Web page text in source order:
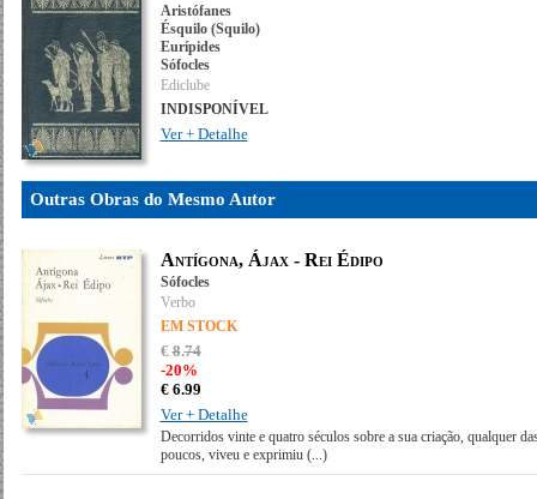
Aristófanes
Ésquilo (Squilo)
Eurípides
Sófocles
Ediclube
INDISPONÍVEL
Ver + Detalhe
Outras Obras do Mesmo Autor
Antígona, Ájax - Rei Édipo
Sófocles
Verbo
EM STOCK
€8.74
-20%
€ 6.99
Ver + Detalhe
Decorridos vinte e quatro séculos sobre a sua criação, qualquer
poucos, viveu e exprimiu (...)